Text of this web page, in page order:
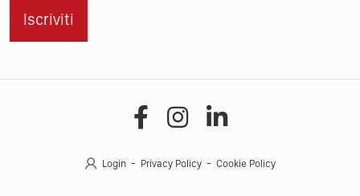
Iscriviti
Login Privacy Policy Cookie Policy